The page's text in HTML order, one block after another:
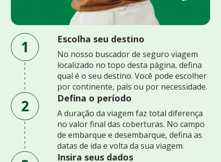
1 Escolha seu destino
No nosso buscador de seguro viagem
localizado no topo desta página, defina
qual é o seu destino. Você pode escolher
por continente, país ou por necessidade.
2 Defina o período
A duração da viagem faz total diferença
no valor final das coberturas. No campo
de embarque e desembarque, defina as
datas de ida e volta da sua viagem.
Insira seus dados